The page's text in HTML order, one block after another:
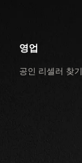
영업
공인 리셀러 찾기